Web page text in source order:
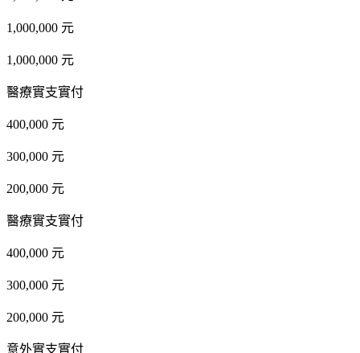
1,000,000 元
1,000,000 元
醫療實支實付
400,000 元
300,000 元
200,000 元
醫療實支實付
400,000 元
300,000 元
200,000 元
意外實支實付